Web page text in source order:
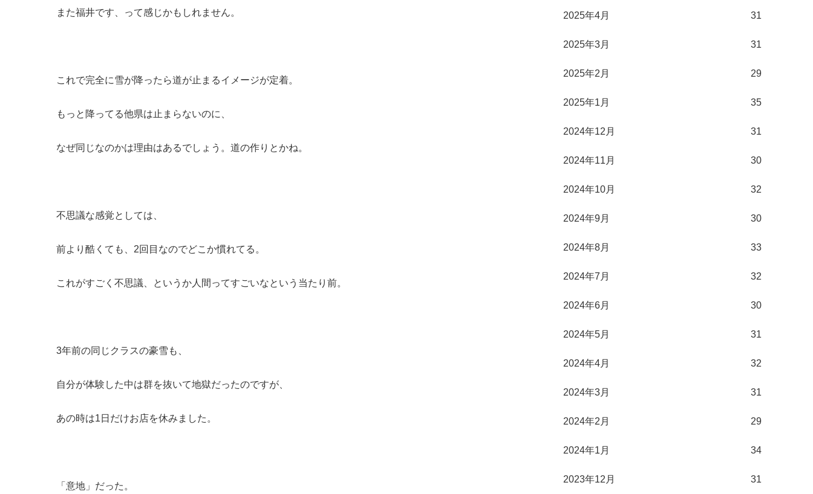
また福井です、って感じかもしれません。
これで完全に雪が降ったら道が止まるイメージが定着。
もっと降ってる他県は止まらないのに、
なぜ同じなのかは理由はあるでしょう。道の作りとかね。
不思議な感覚としては、
前より酷くても、2回目なのでどこか慣れてる。
これがすごく不思議、というか人間ってすごいなという当たり前。
3年前の同じクラスの豪雪も、
自分が体験した中は群を抜いて地獄だったのですが、
あの時は1日だけお店を休みました。
「意地」だった。
2025年4月 31
2025年3月 31
2025年2月 29
2025年1月 35
2024年12月 31
2024年11月 30
2024年10月 32
2024年9月 30
2024年8月 33
2024年7月 32
2024年6月 30
2024年5月 31
2024年4月 32
2024年3月 31
2024年2月 29
2024年1月 34
2023年12月 31